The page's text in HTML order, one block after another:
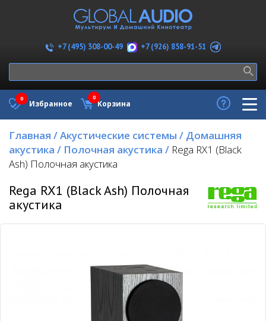
+7 (495) 308-00-49 +7 (926) 858-91-51
Избранное
0
Корзина
0
Главная /Акустические системы / Домашняя
акустика / Полочная акустика / Rega RX1 (Black
Ash) Полочная акустика
Rega RX1 (Black Ash) Полочная
акустика